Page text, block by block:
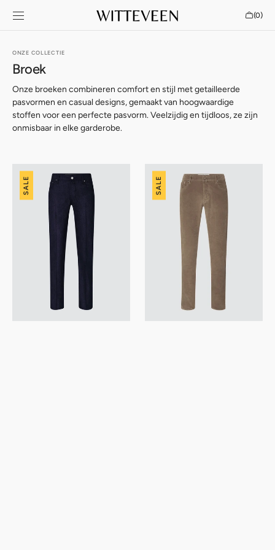
CONTENT
Cart
(0)
0
ONZE COLLECTIE
Broek
Onze broeken combineren comfort en stijl met getailleerde
pasvormen en casual designs, gemaakt van hoogwaardige
stoffen voor een perfecte pasvorm. Veelzijdig en tijdloos, ze zijn
onmisbaar in elke garderobe.
Jacob
Cohën
Nick
SALE
Jacob
Cohën
Nick
Corduroy
SALE